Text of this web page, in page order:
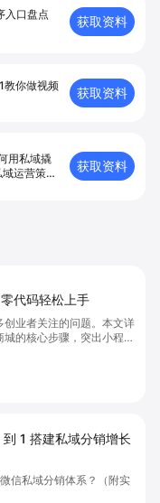
入口盘点
获取资料
教你做视频
获取资料
用私域撬
运营策略
获取资料
代码轻松上手
业者关注的问题。本文详
的核心步骤，突出小程序
优势，帮助你轻松实现商
员运营，快速开启线上卖
指南！
1 搭建私域分销增长
信私域分销体系？（附实